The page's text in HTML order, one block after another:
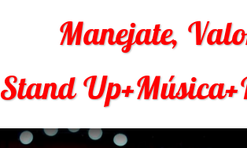
Manejate,
Stand